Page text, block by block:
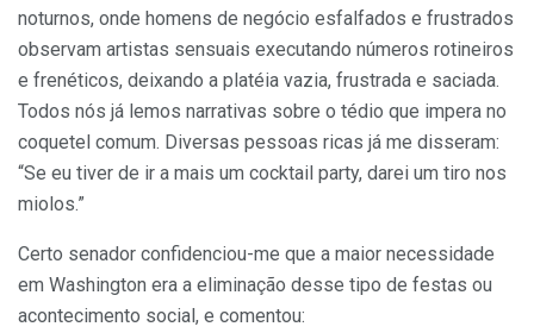
noturnos, onde homens de negócio esfalfados e frustrados
observam artistas sensuais executando números rotineiros
e frenéticos, deixando a platéia vazia, frustrada e saciada.
Todos nós já lemos narrativas sobre o tédio que impera no
coquetel comum. Diversas pessoas ricas já me disseram:
“Se eu tiver de ir a mais um cocktail party, darei um tiro nos
miolos.”
Certo senador confidenciou-me que a maior necessidade
em Washington era a eliminação desse tipo de festas ou
acontecimento social, e comentou: